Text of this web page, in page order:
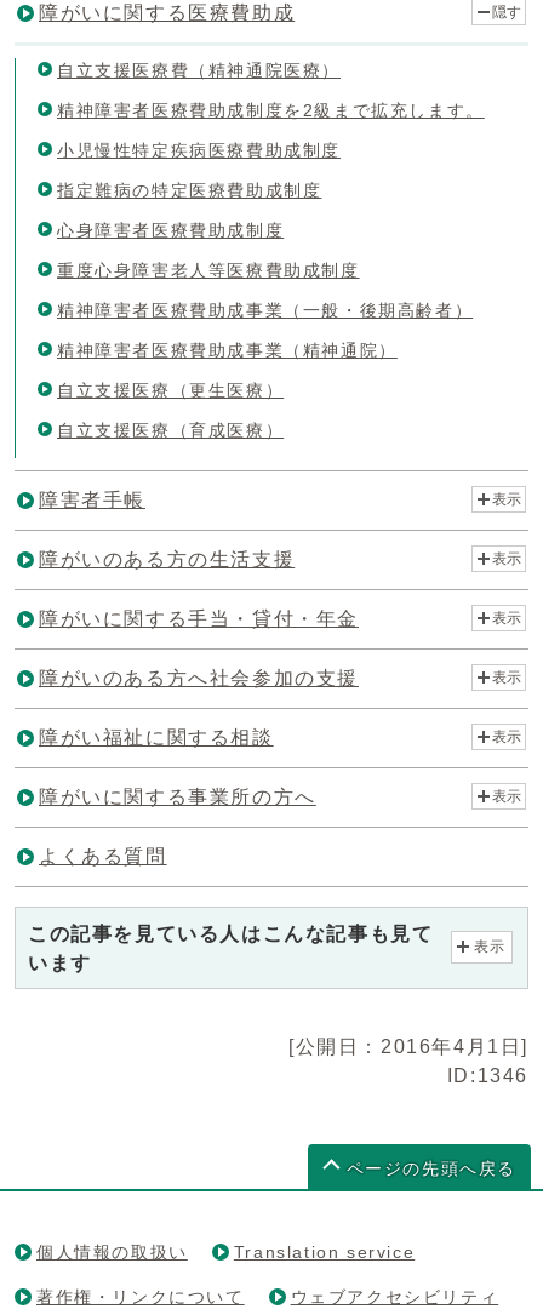
障がいに関する医療費助成 隠す
自立支援医療費（精神通院医療）
精神障害者医療費助成制度を2級まで拡充します。
小児慢性特定疾病医療費助成制度
指定難病の特定医療費助成制度
心身障害者医療費助成制度
重度心身障害老人等医療費助成制度
精神障害者医療費助成事業（一般・後期高齢者）
精神障害者医療費助成事業（精神通院）
自立支援医療（更生医療）
自立支援医療（育成医療）
障害者手帳 表示
障がいのある方の生活支援 表示
障がいに関する手当・貸付・年金 表示
障がいのある方へ社会参加の支援 表示
障がい福祉に関する相談 表示
障がいに関する事業所の方へ 表示
よくある質問
この記事を見ている人はこんな記事も見て
います
表示
[公開日：2016年4月1日]
ID:1346
ページの先頭へ戻る
個人情報の取扱い Translation service
著作権・リンクについて ウェブアクセシビリティ